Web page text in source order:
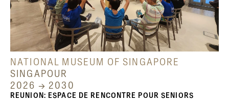
NATIONAL MUSEUM OF SINGAPORE
SINGAPOUR
2026 → 2030
REUNION: ESPACE DE RENCONTRE POUR SENIORS